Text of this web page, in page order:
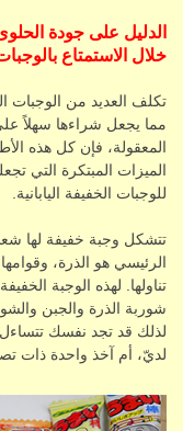
الدليل على جودة
خلال الاستمتاع
مما يجعل شراءها سهلاً
المعقولة، فإن كل هذه
الميزات المبتكرة التي
للوجبات الخفيفة اليابانية.
تتشكل وجبة خفيفة لها
الرئيسي هو الذرة،
تناولها. لهذه الوجبة
شوربة الذرة والجبن
لذلك قد تجد نفسك تتساءل
لديّ، أم آخذ واحدة ذات